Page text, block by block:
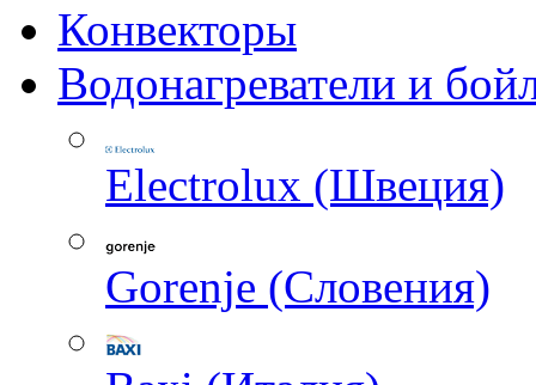
Конвекторы
Водонагреватели и
Electrolux (Швеция)
Gorenje (Словения)